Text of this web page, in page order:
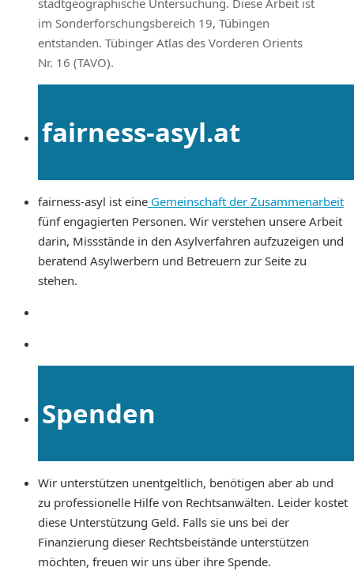
stadtgeographische Untersuchung. Diese Arbeit ist
im Sonderforschungsbereich 19, Tübingen
entstanden. Tübinger Atlas des Vorderen Orients
Nr. 16 (TAVO).
fairness-asyl.at
fairness-asyl ist eine Gemeinschaft der Zusammenarbeit
fünf engagierten Personen. Wir verstehen unsere Arbeit
darin, Missstände in den Asylverfahren aufzuzeigen und
beratend Asylwerbern und Betreuern zur Seite zu
stehen.
Spenden
Wir unterstützen unentgeltlich, benötigen aber ab und
zu professionelle Hilfe von Rechtsanwälten. Leider kostet
diese Unterstützung Geld. Falls sie uns bei der
Finanzierung dieser Rechtsbeistände unterstützen
möchten, freuen wir uns über ihre Spende.